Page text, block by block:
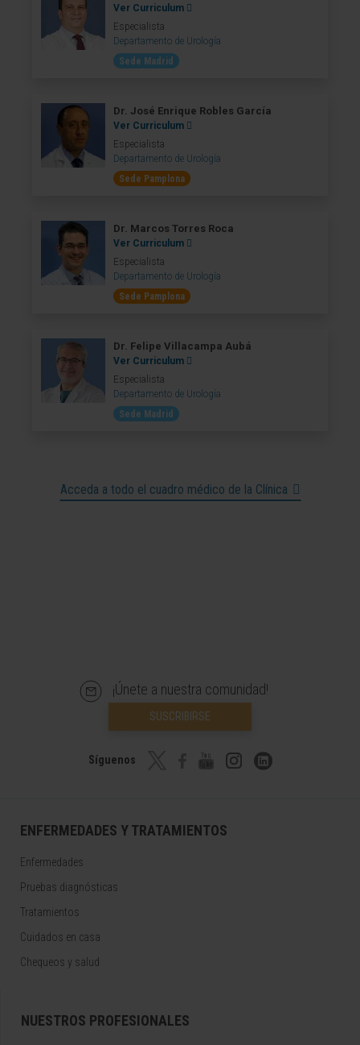
Ver Curriculum
Especialista
Departamento de Urología
Sede Madrid
Dr. José Enrique Robles García
Ver Curriculum
Especialista
Departamento de Urología
Sede Pamplona
Dr. Marcos Torres Roca
Ver Curriculum
Especialista
Departamento de Urología
Sede Pamplona
Dr. Felipe Villacampa Aubá
Ver Curriculum
Especialista
Departamento de Urología
Sede Madrid
Acceda a todo el cuadro médico de la Clínica
¡Únete a nuestra comunidad!
SUSCRIBIRSE
Síguenos
ENFERMEDADES Y TRATAMIENTOS
Enfermedades
Pruebas diagnósticas
Tratamientos
Cuidados en casa
Chequeos y salud
NUESTROS PROFESIONALES